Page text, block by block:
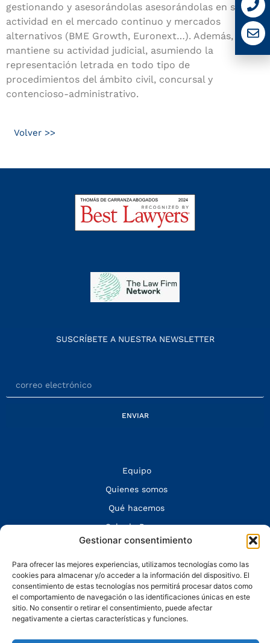
Gestionar consentimiento
Para ofrecer las mejores experiencias, utilizamos tecnologías como las
cookies para almacenar y/o acceder a la información del dispositivo. El
consentimiento de estas tecnologías nos permitirá procesar datos como
el comportamiento de navegación o las identificaciones únicas en este
sitio. No consentir o retirar el consentimiento, puede afectar
negativamente a ciertas características y funciones.
gestionando y asesorándolas asesorándolas en su
actividad en el mercado continuo y mercados
alternativos (BME Growth, Euronext…). Además,
mantiene su actividad judicial, asumiendo la
representación letrada en todo tipo de
procedimientos del ámbito civil, concursal y
contencioso-administrativo.
Volver >>
SUSCRÍBETE A NUESTRA NEWSLETTER
ENVIAR
Equipo
Quienes somos
Qué hacemos
Sala de Prensa
Contacto
Aviso legal y Política de privacidad
SÍGUENOS